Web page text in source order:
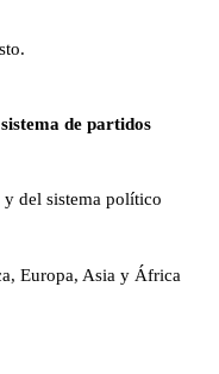
de partidos
y del sistema político
Europa, Asia y África